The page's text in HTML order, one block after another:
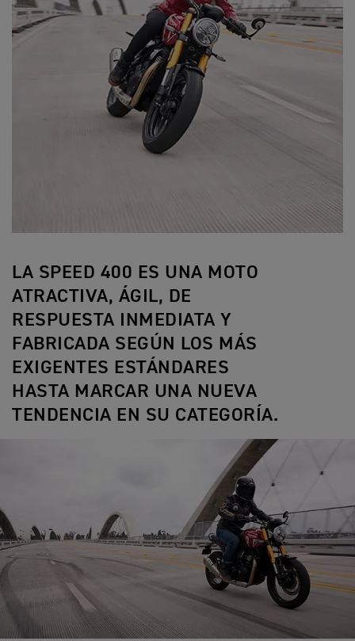
LA SPEED 400 ES UNA MOTO
ATRACTIVA, ÁGIL, DE
RESPUESTA INMEDIATA Y
FABRICADA SEGÚN LOS MÁS
EXIGENTES ESTÁNDARES
HASTA MARCAR UNA NUEVA
TENDENCIA EN SU CATEGORÍA.